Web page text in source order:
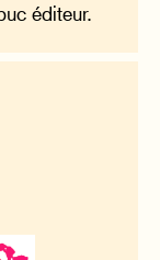
éditeur.